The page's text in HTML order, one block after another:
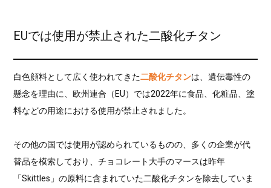
EUでは使用が禁止された二酸化チタン
白色顔料として広く使われてきた二酸化チタンは、遺伝毒性の
懸念を理由に、欧州連合（EU）では2022年に食品、化粧品、塗
料などの用途における使用が禁止されました。
その他の国では使用が認められているものの、多くの企業が代
替品を模索しており、チョコレート大手のマースは昨年
「Skittles」の原料に含まれていた二酸化チタンを除去していま